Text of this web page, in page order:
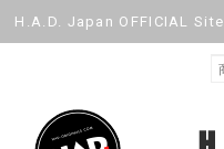
H.A.D. Japan OFFICIAL Site